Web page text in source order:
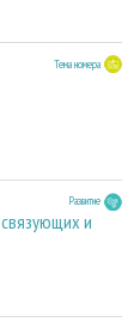
Тема номера
Развитие
и